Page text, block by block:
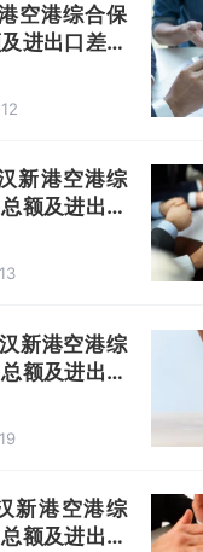
空港综合保
进出口差额
新港空港综
额及进出口
新港空港综
额及进出口
新港空港综
额及进出口